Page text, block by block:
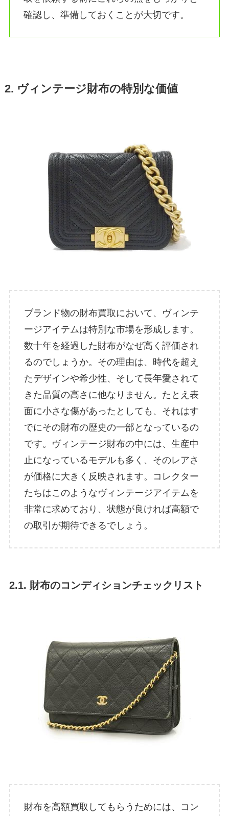
確認し、準備しておくことが大切です。
2. ヴィンテージ財布の特別な価値
ブランド物の財布買取において、ヴィンテ
ージアイテムは特別な市場を形成します。
数十年を経過した財布がなぜ高く評価され
るのでしょうか。その理由は、時代を超え
たデザインや希少性、そして長年愛されて
きた品質の高さに他なりません。たとえ表
面に小さな傷があったとしても、それはす
でにその財布の歴史の一部となっているの
です。ヴィンテージ財布の中には、生産中
止になっているモデルも多く、そのレアさ
が価格に大きく反映されます。コレクター
たちはこのようなヴィンテージアイテムを
非常に求めており、状態が良ければ高額で
の取引が期待できるでしょう。
2.1. 財布のコンディションチェックリスト
財布を高額買取してもらうためには、コン